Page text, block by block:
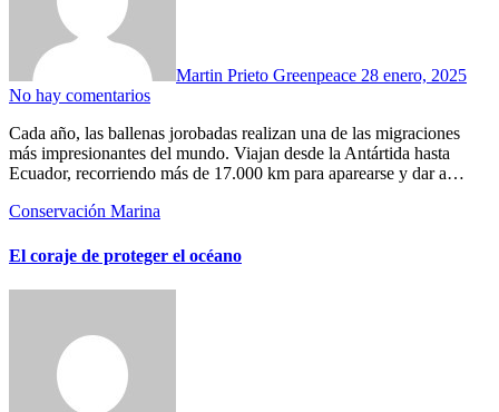
Martin Prieto Greenpeace 28 enero, 2025
No hay comentarios
Cada año, las ballenas jorobadas realizan una de las migraciones
más impresionantes del mundo. Viajan desde la Antártida hasta
Ecuador, recorriendo más de 17.000 km para aparearse y dar a…
Conservación Marina
El coraje de proteger el océano